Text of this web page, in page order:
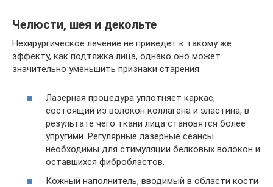
Челюсти, шея и декольте
Нехирургическое лечение не приведет к такому же
эффекту, как подтяжка лица, однако оно может
значительно уменьшить признаки старения:
Лазерная процедура уплотняет каркас,
состоящий из волокон коллагена и эластина, в
результате чего ткани лица становятся более
упругими. Регулярные лазерные сеансы
необходимы для стимуляции белковых волокон и
оставшихся фибробластов.
Кожный наполнитель, вводимый в области кости